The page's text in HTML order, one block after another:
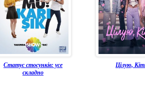
Статус стосунків: усе
складно
Цілую,